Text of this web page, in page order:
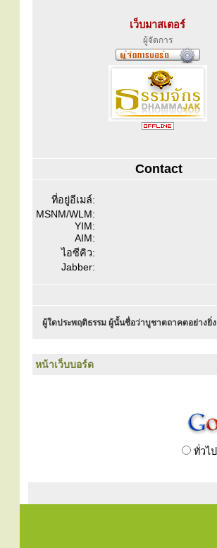
เว็บมาสเตอร์
ผู้จัดการ
Contact
ที่อยู่อีเมล์:
MSNM/WLM:
YIM:
AIM:
ไอซีคิว:
Jabber:
ผู้ใดประพฤติธรรม ผู้นั้นชื่อว่าบูชาตถาคตอย่างยิ่ง
หน้าเว็บบอร์ด
ทั่วไป